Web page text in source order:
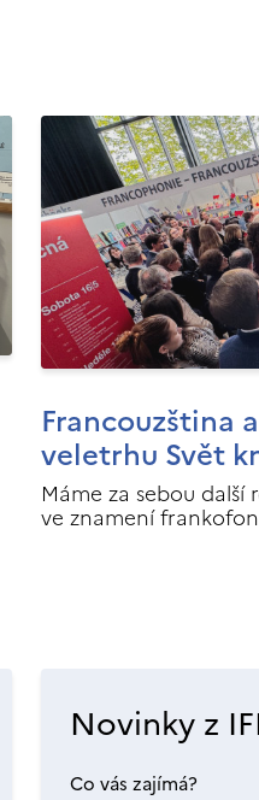
Francouzština
veletrhu Svět
Máme za sebou
ve znamení
Novinky z
Co vás zajímá?